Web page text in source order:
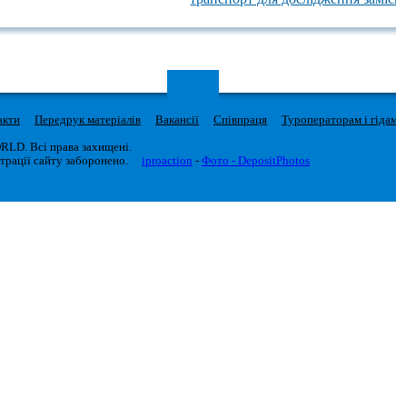
Передрук матеріалів Вакансії Співпраця Туроператорам і
Всі права захищені.
сайту заборонено.
iproaction - Фото - DepositPhotos